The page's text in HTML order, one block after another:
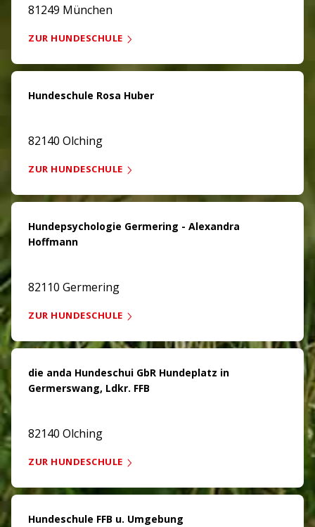
81249 München
ZUR HUNDESCHULE
Hundeschule Rosa Huber
82140 Olching
ZUR HUNDESCHULE
Hundepsychologie Germering - Alexandra
Hoffmann
82110 Germering
ZUR HUNDESCHULE
die anda Hundeschui GbR Hundeplatz in
Germerswang, Ldkr. FFB
82140 Olching
ZUR HUNDESCHULE
Hundeschule FFB u. Umgebung